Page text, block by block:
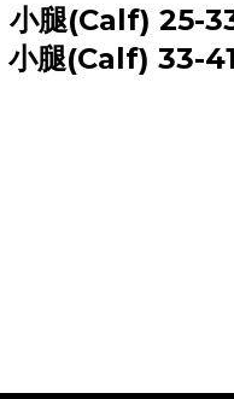
腿(Calf) 25-
腿(Calf) 33-41